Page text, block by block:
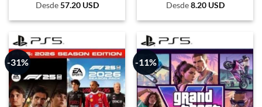
Desde57.20 USD
Desde8.20 USD
-31% -11%